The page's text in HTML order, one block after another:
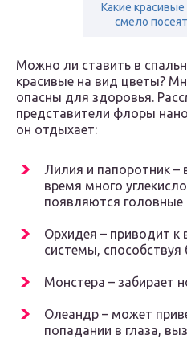
Какие
смело
Можно ли ставить в
красивые на вид цветы?
опасны для здоровья.
представители флоры
он отдыхает:
Лилия и папоротник
время много
появляются головные
Орхидея – приводит к
системы, способствуя
Монстера – забирает
Олеандр – может
попадании в глаза,